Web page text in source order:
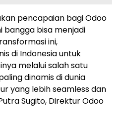
pencapaian bagi Odoo
bangga bisa menjadi
ini,
di Indonesia untuk
melalui salah satu
dinamis di dunia
yang lebih seamless dan
Sugito, Direktur Odoo